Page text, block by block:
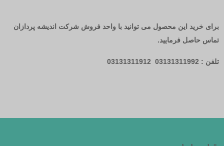
برای خرید این محصول می توانید با واحد فروش شرکت اندیشه پردازان
تماس حاصل فرمایید.
تلفن : 03131311992 03131311912